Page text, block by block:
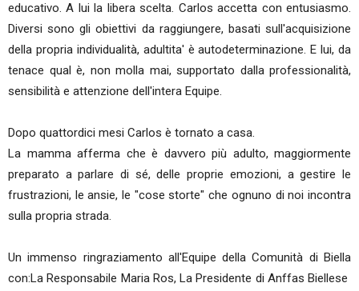
educativo. A lui la libera scelta. Carlos accetta con entusiasmo.
Diversi sono gli obiettivi da raggiungere, basati sull'acquisizione
della propria individualità, adultita' è autodeterminazione. E lui, da
tenace qual è, non molla mai, supportato dalla professionalità,
sensibilità e attenzione dell'intera Equipe.
Dopo quattordici mesi Carlos è tornato a casa.
La mamma afferma che è davvero più adulto, maggiormente
preparato a parlare di sé, delle proprie emozioni, a gestire le
frustrazioni, le ansie, le "cose storte" che ognuno di noi incontra
sulla propria strada.
Un immenso ringraziamento all'Equipe della Comunità di Biella
con:La Responsabile Maria Ros, La Presidente di Anffas Biellese